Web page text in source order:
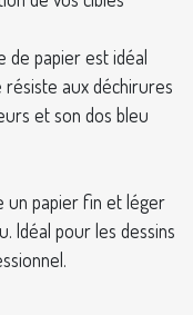
de papier est idéal
résiste aux déchirures
et son dos bleu
un papier fin et léger
Idéal pour les dessins